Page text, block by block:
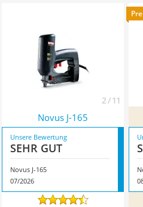
2 / 11
Novus J-165
Unsere Bewertung
SEHR GUT
Novus J-165
07/2026